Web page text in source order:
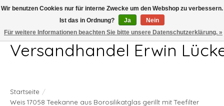
Telefon 04407 715872 MO-DO 7.00-17.00Uhr FR 7.00-13.00Uhr
Versandhandel Erwin
Startseite /
Weis 17058 Teekanne aus Borosilikatglas gerillt mit Teefilter
Wir benutzen Cookies nur für interne Zwecke um den Webshop zu verbessern.
Ist das in Ordnung?
Ja
Nein
Für weitere Informationen beachten Sie bitte unsere Datenschutzerklärung. »